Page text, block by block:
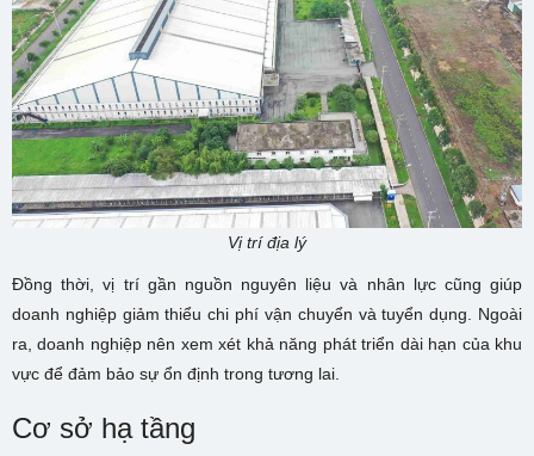
Vị trí địa lý
Đồng thời, vị trí gần nguồn nguyên liệu và nhân lực cũng giúp
doanh nghiệp giảm thiểu chi phí vận chuyển và tuyển dụng. Ngoài
ra, doanh nghiệp nên xem xét khả năng phát triển dài hạn của khu
vực để đảm bảo sự ổn định trong tương lai.
Cơ sở hạ tầng